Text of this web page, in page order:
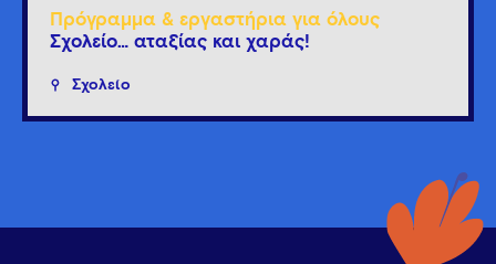
Πρόγραμμα & εργαστήρια για όλους
Σχολείο… αταξίας και χαράς!
Σχολείο